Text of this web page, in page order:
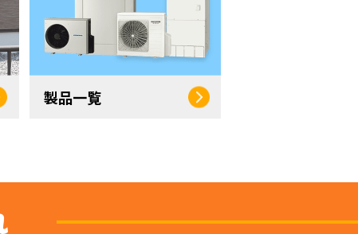
製品一覧